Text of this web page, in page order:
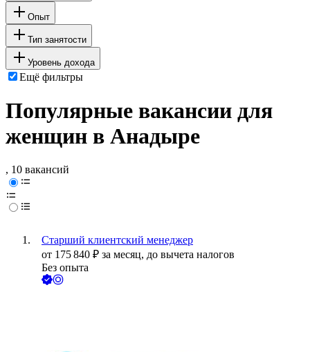
Опыт
Тип занятости
Уровень дохода
Ещё фильтры
Популярные вакансии для
женщин в Анадыре
, 10 вакансий
Старший клиентский менеджер
от 175 840 ₽ за месяц, до вычета налогов
Без опыта